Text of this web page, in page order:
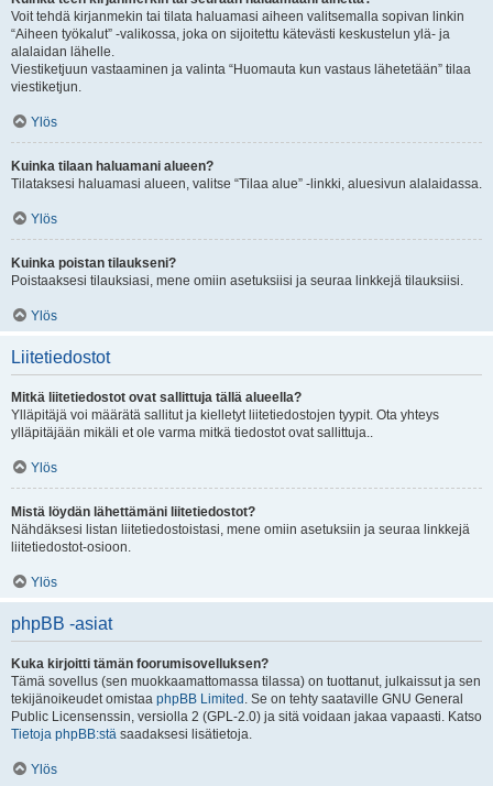
Voit tehdä kirjanmekin tai tilata haluamasi aiheen valitsemalla sopivan linkin
“Aiheen työkalut” -valikossa, joka on sijoitettu kätevästi keskustelun ylä- ja
alalaidan lähelle.
Viestiketjuun vastaaminen ja valinta “Huomauta kun vastaus lähetetään” tilaa
viestiketjun.
Ylös
Kuinka tilaan haluamani alueen?
Tilataksesi haluamasi alueen, valitse “Tilaa alue” -linkki, aluesivun alalaidassa.
Ylös
Kuinka poistan tilaukseni?
Poistaaksesi tilauksiasi, mene omiin asetuksiisi ja seuraa linkkejä tilauksiisi.
Ylös
Liitetiedostot
Mitkä liitetiedostot ovat sallittuja tällä alueella?
Ylläpitäjä voi määrätä sallitut ja kielletyt liitetiedostojen tyypit. Ota yhteys
ylläpitäjään mikäli et ole varma mitkä tiedostot ovat sallittuja..
Ylös
Mistä löydän lähettämäni liitetiedostot?
Nähdäksesi listan liitetiedostoistasi, mene omiin asetuksiin ja seuraa linkkejä
liitetiedostot-osioon.
Ylös
phpBB -asiat
Kuka kirjoitti tämän foorumisovelluksen?
Tämä sovellus (sen muokkaamattomassa tilassa) on tuottanut, julkaissut ja sen
tekijänoikeudet omistaa phpBB Limited . Se on tehty saataville GNU General
Public Licensenssin, versiolla 2 (GPL-2.0) ja sitä voidaan jakaa vapaasti. Katso
Tietoja phpBB:stä saadaksesi lisätietoja.
Ylös